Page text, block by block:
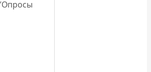
Опросы